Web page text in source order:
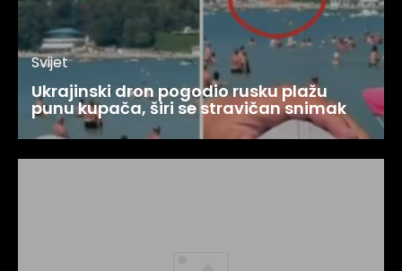
Svijet
Ukrajinski dron pogodio rusku plažu
punu kupača, širi se stravičan snimak